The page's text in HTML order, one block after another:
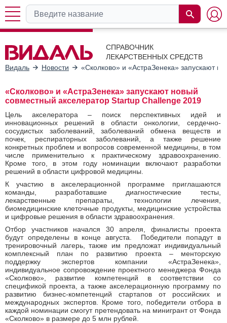
СПРАВОЧНИК
ЛЕКАРСТВЕННЫХ СРЕДСТВ
Видаль
Новости «Сколково» и «АстраЗенека» запускают
«Сколково» и «АстраЗенека» запускают новый
совместный акселератор Startup Challenge 2019
Цель акселератора – поиск перспективных идей и
инновационных решений в области онкологии, сердечно-
сосудистых заболеваний, заболеваний обмена веществ и
почек, респираторных заболеваний, а также решение
конкретных проблем и вопросов современной медицины, в том
числе применительно к практическому здравоохранению.
Кроме того, в этом году номинации включают разработки
решений в области цифровой медицины.
К участию в акселерационной программе приглашаются
команды, разработавшие диагностические тесты,
лекарственные препараты, технологии лечения,
биомедицинские клеточные продукты, медицинские устройства
и цифровые решения в области здравоохранения.
Отбор участников начался 30 апреля, финалисты проекта
будут определены в конце августа. Победители попадут в
тренировочный лагерь, также им предложат индивидуальный
комплексный план по развитию проекта – менторскую
поддержку экспертов компании «АстраЗенека»,
индивидуальное сопровождение проектного менеджера Фонда
«Сколково», развитие компетенций в соответствии со
спецификой проекта, а также акселерационную программу по
развитию бизнес-компетенций стартапов от российских и
международных экспертов. Кроме того, победители отбора в
каждой номинации смогут претендовать на минигрант от Фонда
«Сколково» в размере до 5 млн рублей.